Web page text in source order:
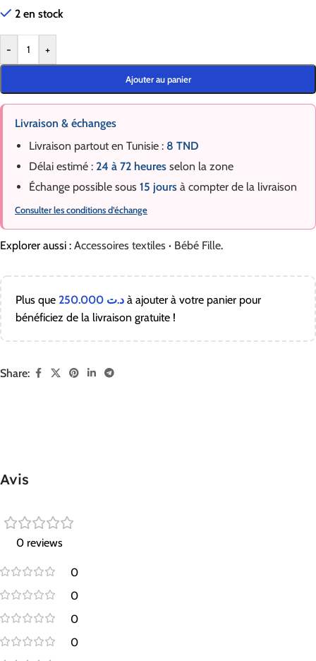
2 en stock
- +
Ajouter au panier
Livraison & échanges
Livraison partout en Tunisie : 8 TND
Délai estimé : 24 à 72 heures selon la zone
Échange possible sous 15 jours à compter de la livraison
Consulter les conditions d’échange
Explorer aussi : Accessoires textiles · Bébé Fille.
Plus que د.ت à ajouter à votre panier pour
bénéficiez de la livraison gratuite !
Share:
Avis
0 reviews
0
0
0
0